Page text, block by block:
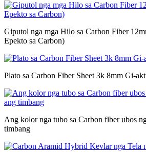
Giputol nga mga Hilo sa Carbon Fiber
Epekto sa Carbon)
Plato sa Carbon Fiber Sheet 3k 8mm Gi-
Ang kolor nga tubo sa Carbon fiber ubos
timbang